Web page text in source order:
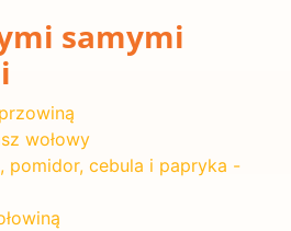
samymi
wołowy
pomidor, cebula i papryka -